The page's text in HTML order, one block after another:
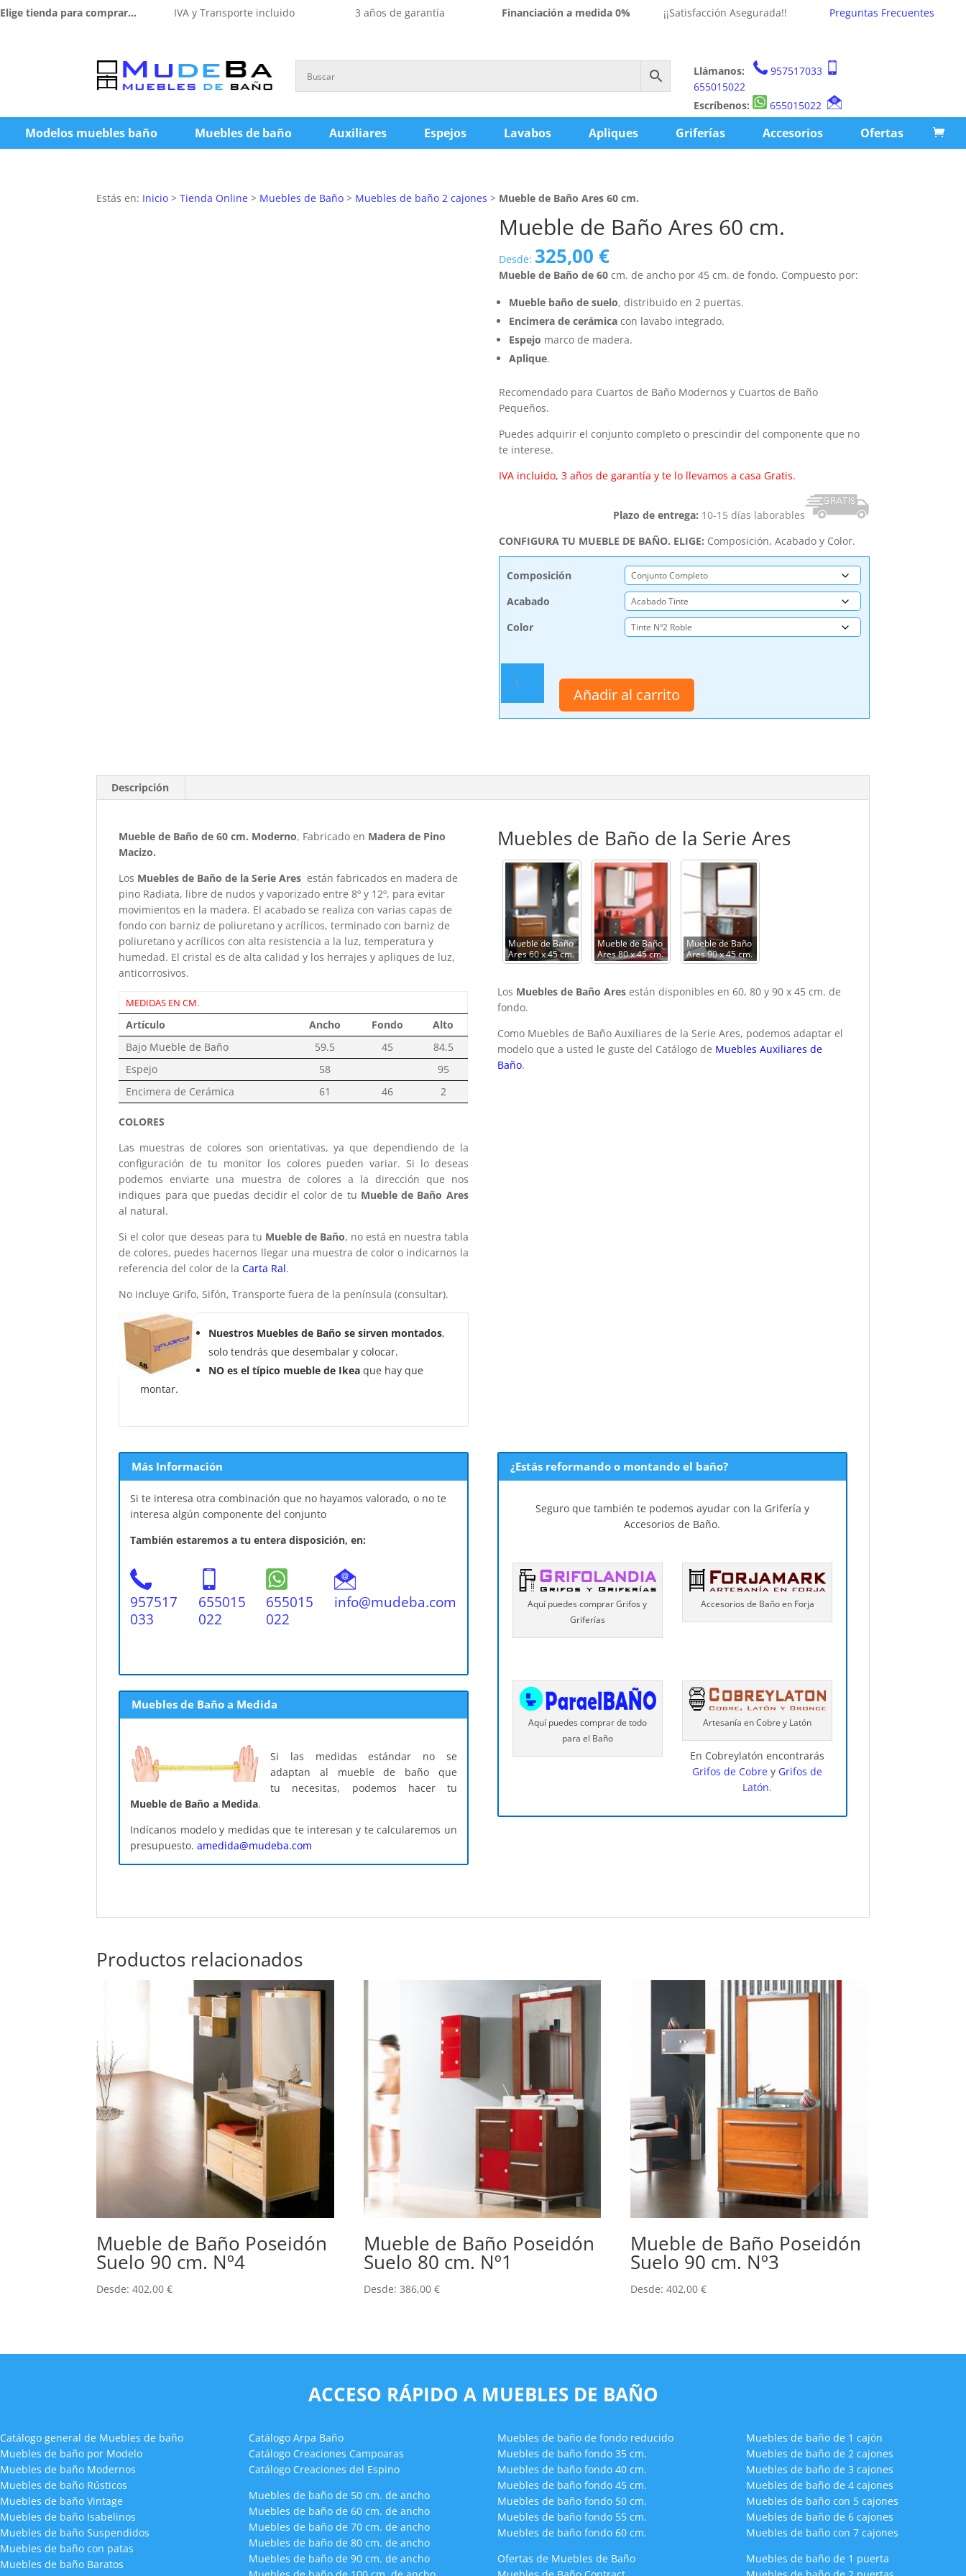
Elige tienda para comprar... IVA y Transporte incluido 3 años de garantía Financiación a medida 0% ¡¡Satisfacción Asegurada!! Preguntas Frecuentes
Llámanos:
957517033
655015022
Escríbenos:
655015022
Modelos muebles baño Muebles de baño Auxiliares Espejos Lavabos Apliques Griferías Accesorios Ofertas
Estás en: Inicio >Tienda Online > Muebles de Baño > Muebles de baño 2 cajones > Mueble de Baño Ares 60 cm.
Mueble de Baño Ares 60 cm.
Desde: 325,00 €
Mueble de Baño de 60cm. de ancho por 45 cm. de fondo. Compuesto por:
Mueble baño de suelo, distribuido en 2 puertas.
Encimera de cerámicacon lavabo integrado.
Espejo marco de madera.
Aplique.
Recomendado para Cuartos de Baño Modernos y Cuartos de Baño
Pequeños.
Puedes adquirir el conjunto completo o prescindir del componente que no
te interese.
IVA incluido, 3 años de garantía y te lo llevamos a casa Gratis.
Plazo de entrega: 10-15 días laborables
CONFIGURA TU MUEBLE DE BAÑO. ELIGE: Composición, Acabado y Color.
Composición
Acabado
Color
Baño
Ares
Añadir al carrito
Descripción
Mueble de Baño de 60 cm. Moderno, Fabricado en Madera de Pino
Macizo.
Los Muebles de Baño de la Serie Aresestán fabricados en madera de
pino Radiata, libre de nudos y vaporizado entre 8º y 12º, para evitar
movimientos en la madera. El acabado se realiza con varias capas de
fondo con barniz de poliuretano y acrílicos, terminado con barniz de
poliuretano y acrílicos con alta resistencia a la luz, temperatura y
humedad. El cristal es de alta calidad y los herrajes y apliques de luz,
anticorrosivos.
MEDIDAS EN CM.
Artículo Ancho Fondo
Alto
Bajo Mueble de Baño
59.5 45
84.5
Espejo
58
95
Encimera de Cerámica
61 46 2
COLORES
Las muestras de colores son orientativas, ya que dependiendo de la
configuración de tu monitor los colores pueden variar. Si lo deseas
podemos enviarte una muestra de colores a la dirección que nos
indiques para que puedas decidir el color de tu Mueble de Baño Ares
al natural.
Si el color que deseas para tu Mueble de Baño, no está en nuestra tabla
de colores, puedes hacernos llegar una muestra de color o indicarnos la
referencia del color de laCarta Ral.
No incluye Grifo, Sifón, Transporte fuera de la península (consultar).
Nuestros Muebles de Baño se sirven montados,
solo tendrás que desembalar y colocar.
NO es el típico mueble de Ikea que hay que
montar.
Muebles de Baño de la Serie Ares
Mueble de Baño
Ares 60 x 45 cm.
Mueble de Baño
Ares 80 x 45 cm.
Mueble de Baño
Ares 90 x 45 cm.
Los Muebles de Baño Aresestán disponibles en 60, 80 y 90 x 45 cm. de
fondo.
Como Muebles de Baño Auxiliares de la Serie Ares, podemos adaptar el
modelo que a usted le guste del Catálogo de Muebles Auxiliares de
Baño.
Más Información
Si te interesa otra combinación que no hayamos valorado, o no te
interesa algún componente del conjunto
También estaremos a tu entera disposición, en:
957517
033
655015
022
655015
022
info@mudeba.com
Muebles de Baño a Medida
Si las medidas estándar no se
adaptan al mueble de baño que
tu necesitas, podemos hacer tu
Mueble de Baño a Medida.
Indícanos modelo y medidas que te interesan y te calcularemos un
presupuesto.amedida@mudeba.com
¿Estás reformando o montando el baño?
Seguro que también te podemos ayudar con la Grifería y
Accesorios de Baño.
Aquí puedes comprar Grifos y
Griferías
Accesorios de Baño en Forja
Aquí puedes comprar de todo
para el Baño
Artesanía en Cobre y Latón
En Cobreylatón encontrarás
Grifos de Cobre y Grifos de
Latón.
Productos relacionados
Mueble de Baño Poseidón
Suelo 90 cm. Nº4
Desde:402,00€
Mueble de Baño Poseidón
Suelo 80 cm. Nº1
Desde: 386,00 €
Mueble de Baño Poseidón
Suelo 90 cm. Nº3
Desde:402,00€
ACCESO RÁPIDO A MUEBLES DE BAÑO
Catálogo general de Muebles de baño
Muebles de baño por Modelo
Muebles de baño Modernos
Muebles de baño Rústicos
Muebles de baño Vintage
Muebles de baño Isabelinos
Muebles de baño Suspendidos
Muebles de baño con patas
Muebles de baño Baratos
Catálogo Arpa Baño
Catálogo Creaciones Campoaras
Catálogo Creaciones del Espino
Muebles de baño de 50 cm. de ancho
Muebles de baño de 60 cm. de ancho
Muebles de baño de 70 cm. de ancho
Muebles de baño de 80 cm. de ancho
Muebles de baño de 90 cm. de ancho
Muebles de baño de fondo reducido
Muebles de baño fondo 35 cm.
Muebles de baño fondo 40 cm.
Muebles de baño fondo 45 cm.
Muebles de baño fondo 50 cm.
Muebles de baño fondo 55 cm.
Muebles de baño fondo 60 cm.
Ofertas de Muebles de Baño
Muebles de baño de 1 cajón
Muebles de baño de 2 cajones
Muebles de baño de 3 cajones
Muebles de baño de 4 cajones
Muebles de baño con 5 cajones
Muebles de baño de 6 cajones
Muebles de baño con 7 cajones
Muebles de baño de 1 puerta